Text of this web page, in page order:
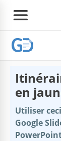
en
Utiliser
Google